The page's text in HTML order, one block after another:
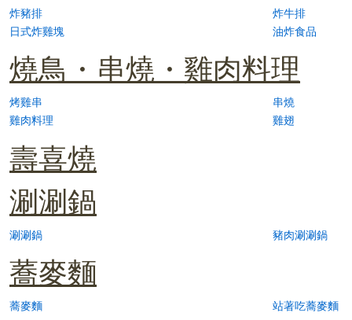
炸豬排
炸牛排
日式炸雞塊
油炸食品
燒鳥・串燒・雞肉料理
烤雞串
串燒
雞肉料理
雞翅
壽喜燒
涮涮鍋
涮涮鍋 豬肉涮涮鍋
蕎麥麵
蕎麥麵 站著吃蕎麥麵